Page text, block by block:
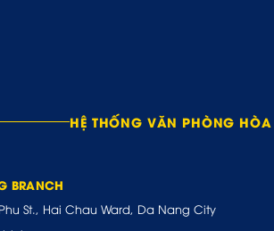
HỆ THỐNG VĂN PHÒNG
BRANCH
St., Hai Chau Ward, Da Nang City